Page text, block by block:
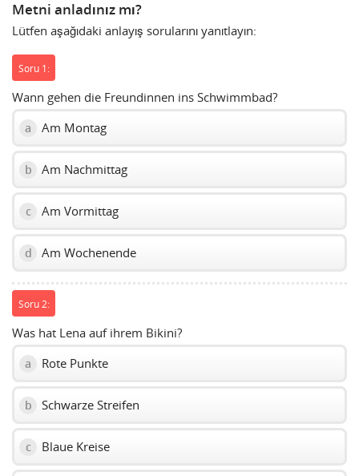
Metni anladınız mı?
Lütfen aşağıdaki anlayış sorularını yanıtlayın:
Soru 1:
Wann gehen die Freundinnen ins Schwimmbad?
a Am Montag
b Am Nachmittag
c Am Vormittag
d Am Wochenende
Soru 2:
Was hat Lena auf ihrem Bikini?
a Rote Punkte
b Schwarze Streifen
c Blaue Kreise